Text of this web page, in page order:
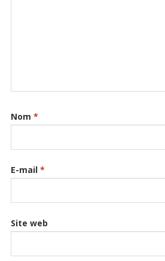
Nom *
E-mail *
Site web